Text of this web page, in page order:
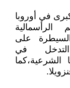
في أوروبا
على
في
الشرعية،كما